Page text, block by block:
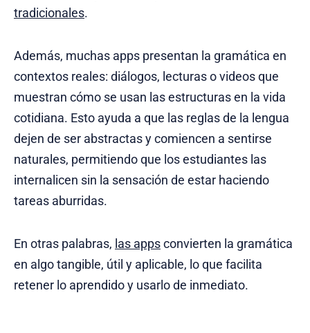
tradicionales.
Además, muchas apps presentan la gramática en
contextos reales: diálogos, lecturas o videos que
muestran cómo se usan las estructuras en la vida
cotidiana. Esto ayuda a que las reglas de la lengua
dejen de ser abstractas y comiencen a sentirse
naturales, permitiendo que los estudiantes las
internalicen sin la sensación de estar haciendo
tareas aburridas.
En otras palabras, las appsconvierten la gramática
en algo tangible, útil y aplicable, lo que facilita
retener lo aprendido y usarlo de inmediato.